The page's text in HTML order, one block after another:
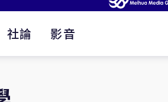
社論 影音